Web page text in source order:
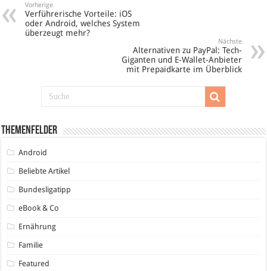
Vorherige
Verführerische Vorteile: iOS
oder Android, welches System
überzeugt mehr?
Nächste
Alternativen zu PayPal: Tech-
Giganten und E-Wallet-Anbieter
mit Prepaidkarte im Überblick
Themenfelder
Android
Beliebte Artikel
Bundesligatipp
eBook & Co
Ernährung
Familie
Featured